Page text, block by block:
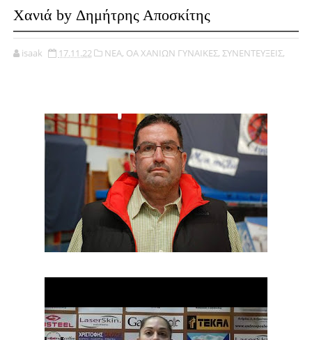
Χανιά by Δημήτρης Αποσκίτης
isaak 17.11.22 ΝΕΑ, ΟΑ ΧΑΝΙΩΝ ΓΥΝΑΙΚΕΣ, ΣΥΝΕΝΤΕΥΞΕΙΣ,